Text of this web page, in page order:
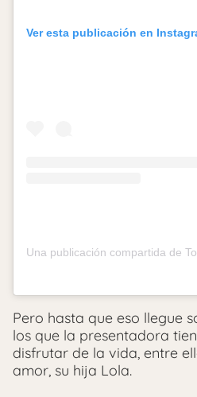
Ver esta publicación en
Una publicación compartida de
Pero hasta que eso llegue
los que la presentadora
disfrutar de la vida, entre
amor, su hija Lola.